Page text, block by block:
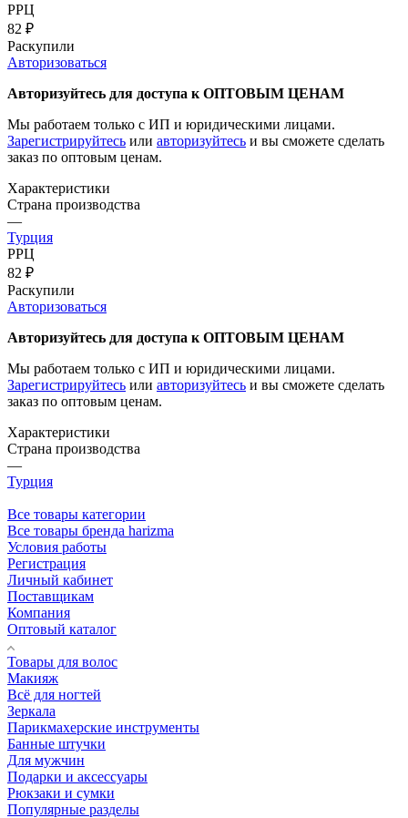
РРЦ
82 ₽
Раскупили
Авторизоваться
Авторизуйтесь для доступа к ОПТОВЫМ ЦЕНАМ
Мы работаем только с ИП и юридическими лицами.
Зарегистрируйтесь или авторизуйтесь и вы сможете сделать
заказ по оптовым ценам.
Характеристики
Страна производства
—
Турция
РРЦ
82 ₽
Раскупили
Авторизоваться
Авторизуйтесь для доступа к ОПТОВЫМ ЦЕНАМ
Мы работаем только с ИП и юридическими лицами.
Зарегистрируйтесь или авторизуйтесь и вы сможете сделать
заказ по оптовым ценам.
Характеристики
Страна производства
—
Турция
Все товары категории
Все товары бренда harizma
Условия работы
Регистрация
Личный кабинет
Поставщикам
Компания
Оптовый каталог
Товары для волос
Макияж
Всё для ногтей
Зеркала
Парикмахерские инструменты
Банные штучки
Для мужчин
Подарки и аксессуары
Рюкзаки и сумки
Популярные разделы